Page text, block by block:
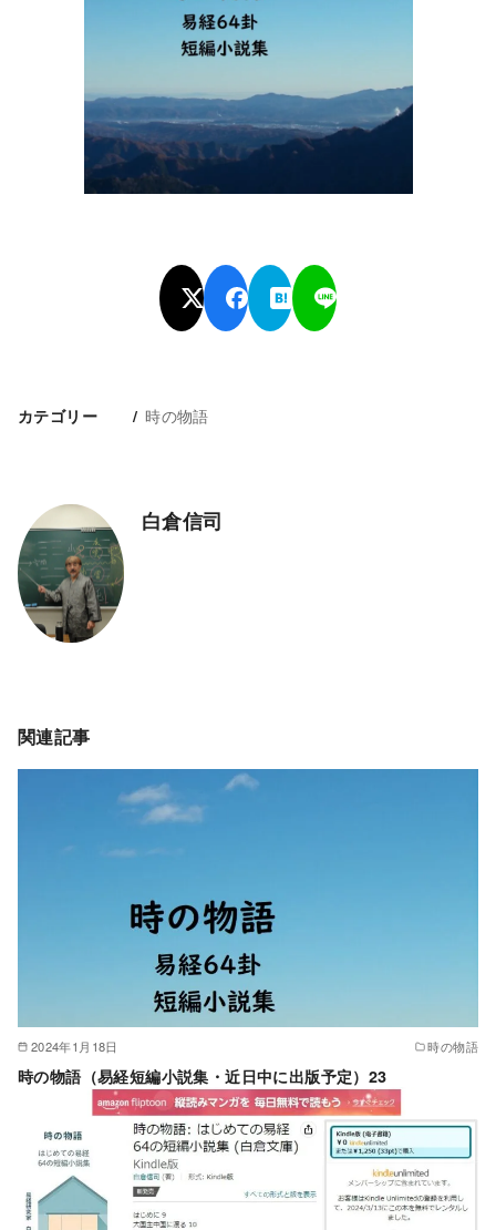
カテゴリー 時の物語
白倉信司
関連記事
2024年1月18日 時の物語
時の物語（易経短編小説集・近日中に出版予定）23